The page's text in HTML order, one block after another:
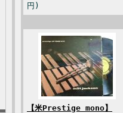
円)
【米Prestige mono】